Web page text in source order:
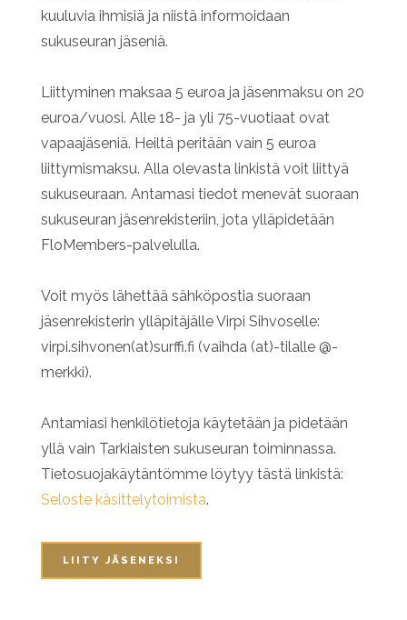
kuuluvia ihmisiä ja niistä informoidaan
sukuseuran jäseniä.
Liittyminen maksaa 5 euroa ja jäsenmaksu on 20
euroa/vuosi. Alle 18- ja yli 75-vuotiaat ovat
vapaajäseniä. Heiltä peritään vain 5 euroa
liittymismaksu. Alla olevasta linkistä voit liittyä
sukuseuraan. Antamasi tiedot menevät suoraan
sukuseuran jäsenrekisteriin, jota ylläpidetään
FloMembers-palvelulla.
Voit myös lähettää sähköpostia suoraan
jäsenrekisterin ylläpitäjälle Virpi Sihvoselle:
virpi.sihvonen(at)surffi.fi (vaihda (at)-tilalle @-
merkki).
Antamiasi henkilötietoja käytetään ja pidetään
yllä vain Tarkiaisten sukuseuran toiminnassa.
Tietosuojakäytäntömme löytyy tästä linkistä:
Seloste käsittelytoimista.
LIITY JÄSENEKSI